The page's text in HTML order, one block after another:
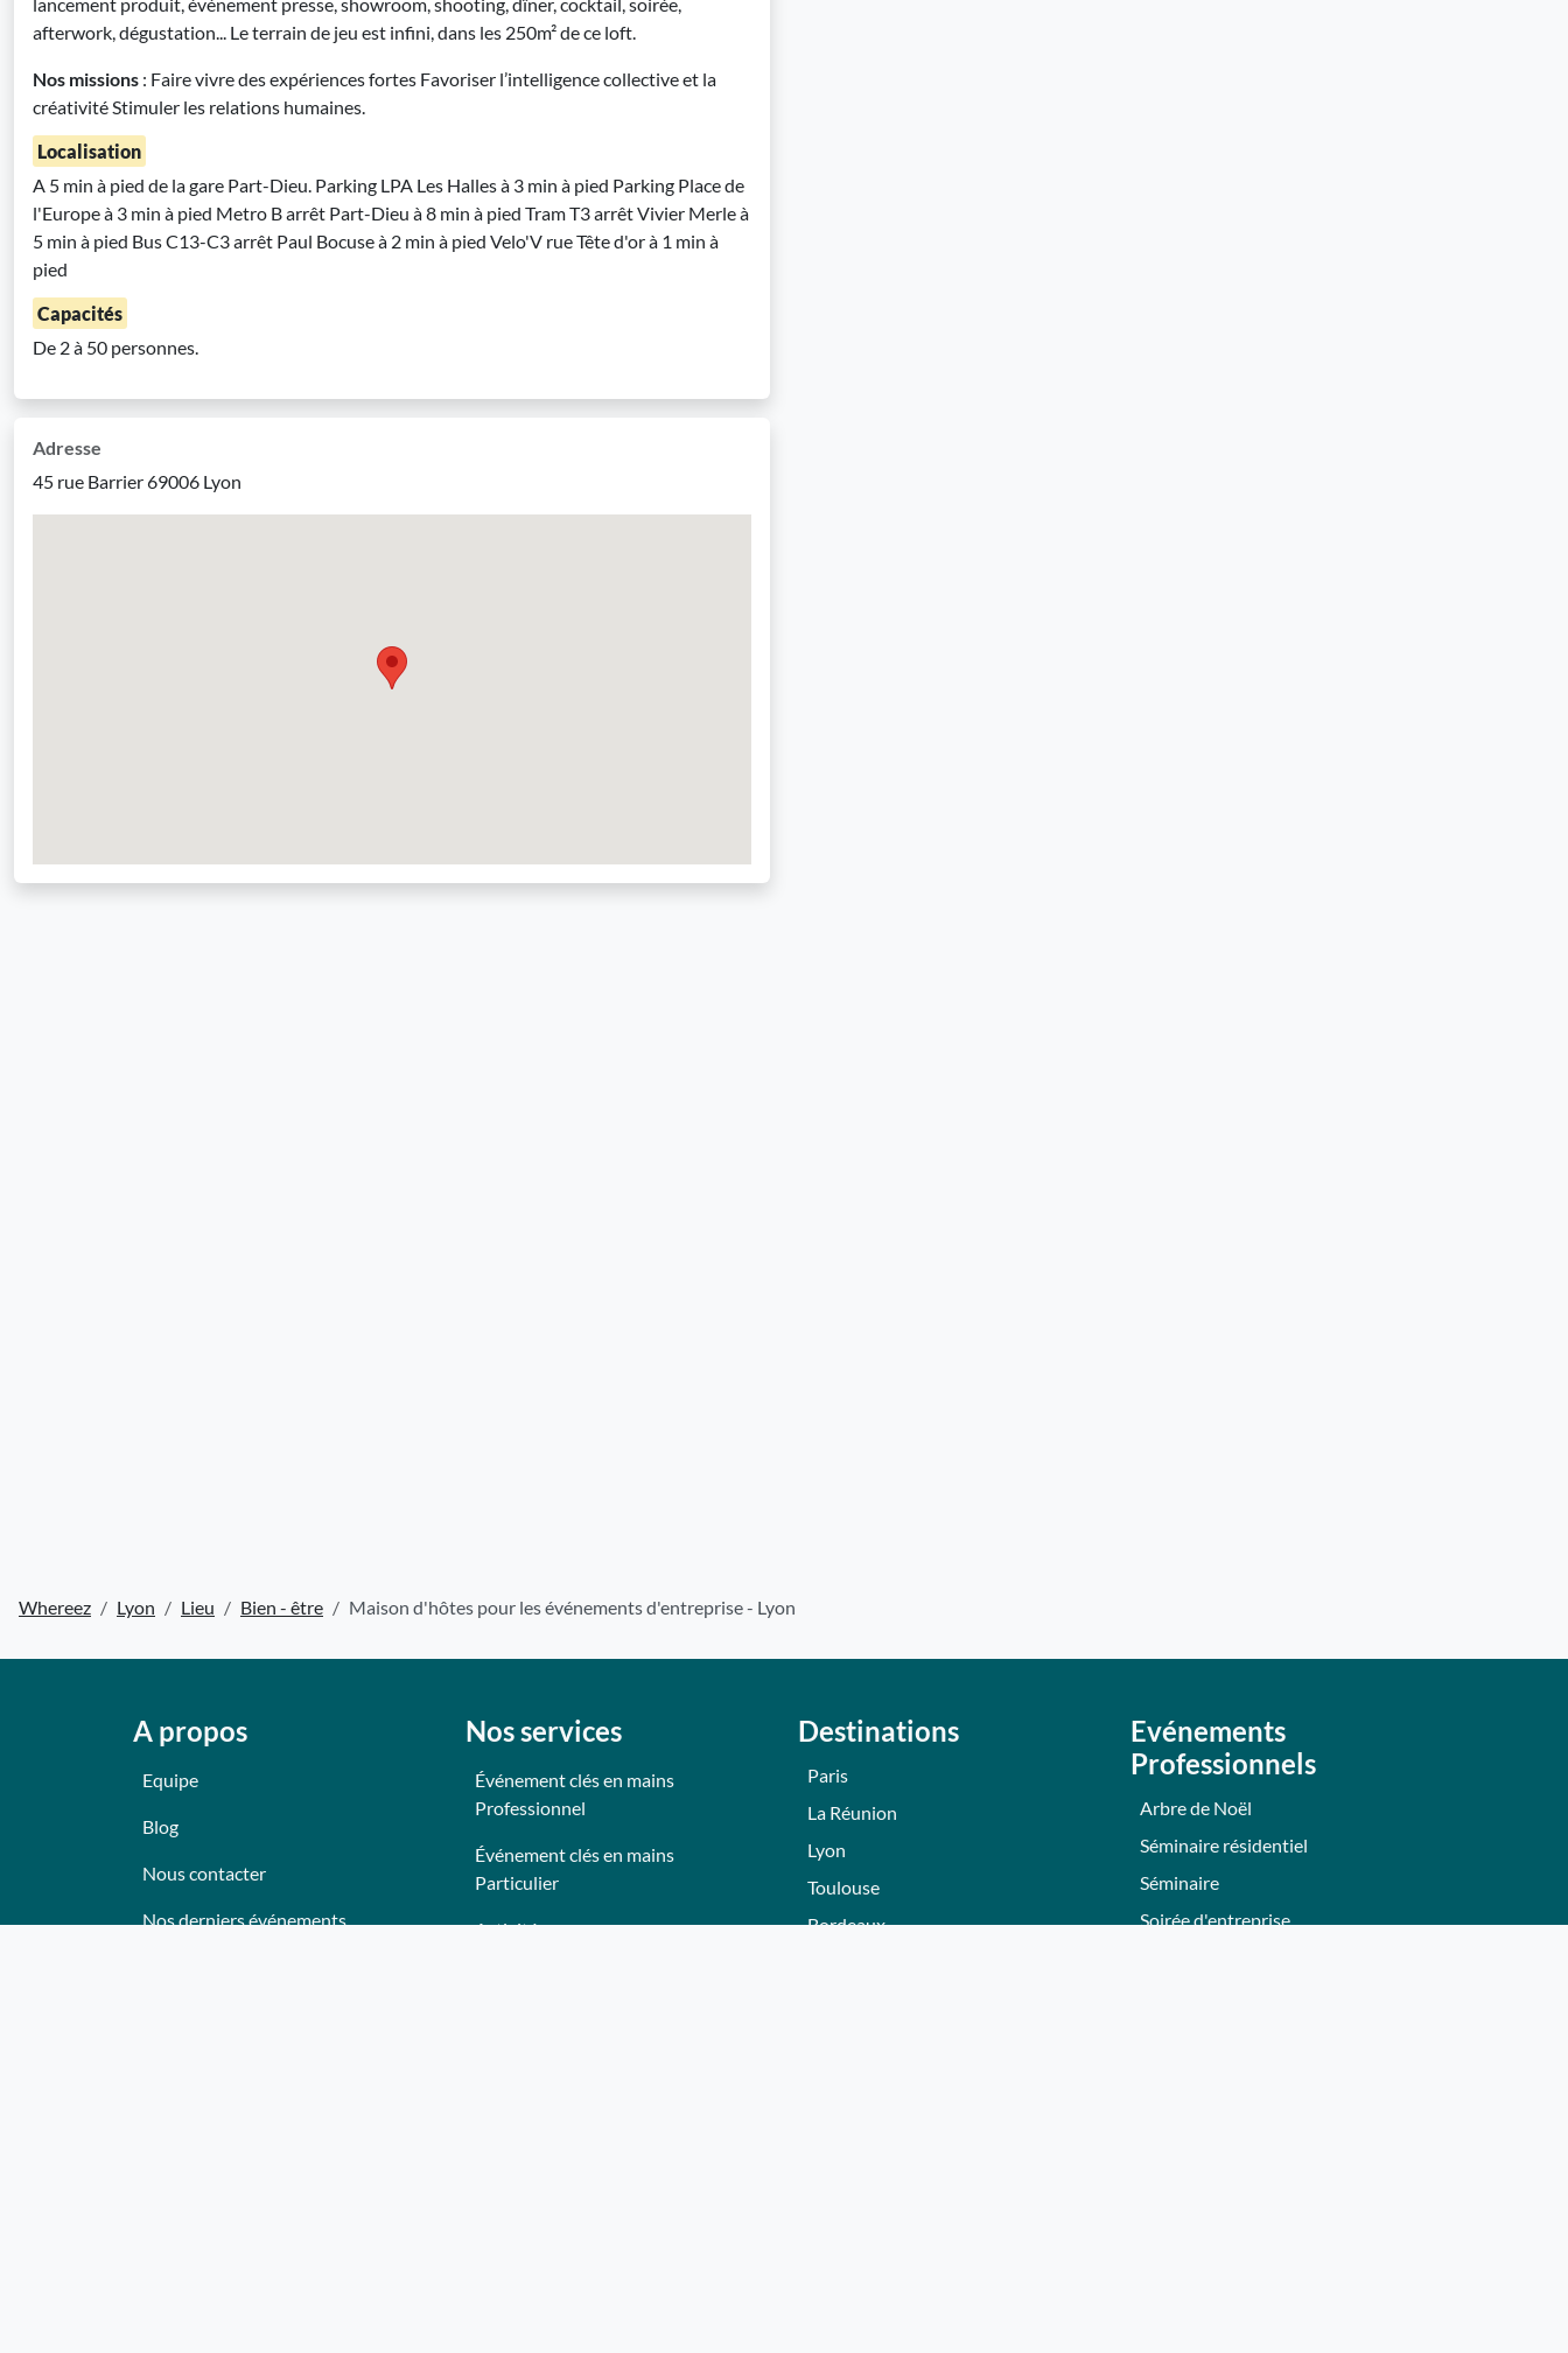
afterwork, dégustation... Le terrain de jeu est infini, dans les 250m² de ce loft.
Nos missions : Faire vivre des expériences fortes Favoriser l’intelligence collective et la
créativité Stimuler les relations humaines.
Localisation
A 5 min à pied de la gare Part-Dieu. Parking LPA Les Halles à 3 min à pied Parking Place de
l'Europe à 3 min à pied Metro B arrêt Part-Dieu à 8 min à pied Tram T3 arrêt Vivier Merle à
5 min à pied Bus C13-C3 arrêt Paul Bocuse à 2 min à pied Velo'V rue Tête d'or à 1 min à
pied
Capacités
De 2 à 50 personnes.
Adresse
45 rue Barrier 69006 Lyon
Whereez Lyon Lieu Bien - être Maison d'hôtes pour les événements d'entreprise - Lyon
A propos
Equipe
Blog
Nous contacter
Nos derniers événements
Nos services
Événement clés en mains
Professionnel
Événement clés en mains
Particulier
Activités
Destinations
Paris
La Réunion
Lyon
Toulouse
Bordeaux
Evénements
Professionnels
Arbre de Noël
Séminaire résidentiel
Séminaire
Soirée d'entreprise